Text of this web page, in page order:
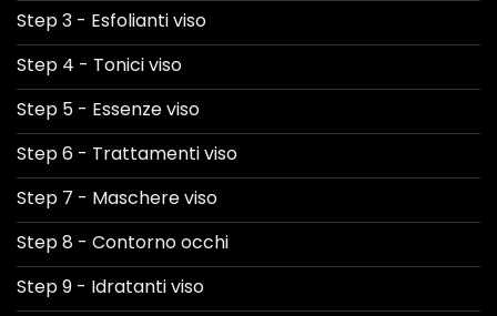
Step 3 - Esfolianti viso
Step 4 - Tonici viso
Step 5 - Essenze viso
Step 6 - Trattamenti viso
Step 7 - Maschere viso
Step 8 - Contorno occhi
Step 9 - Idratanti viso